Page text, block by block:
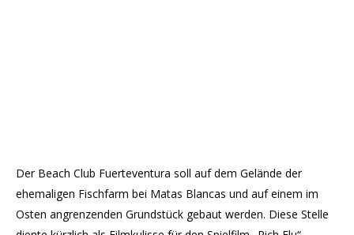
Der Beach Club Fuerteventura soll auf dem Gelände der
ehemaligen Fischfarm bei Matas Blancas und auf einem im
Osten angrenzenden Grundstück gebaut werden. Diese Stelle